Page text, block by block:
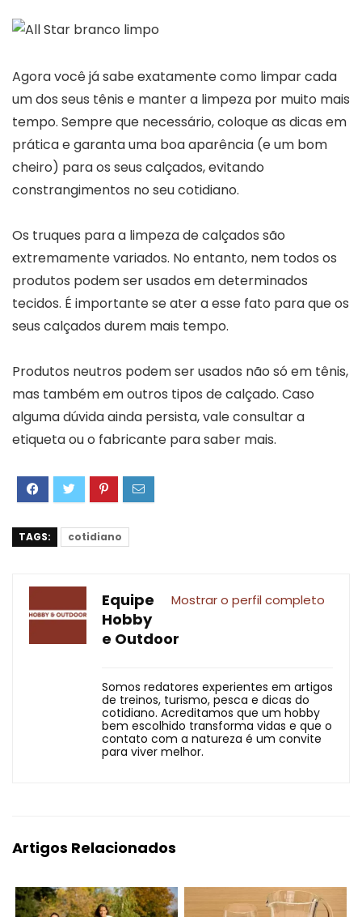
Agora você já sabe exatamente como limpar cada
um dos seus tênis e manter a limpeza por muito mais
tempo. Sempre que necessário, coloque as dicas em
prática e garanta uma boa aparência (e um bom
cheiro) para os seus calçados, evitando
constrangimentos no seu cotidiano.
Os truques para a limpeza de calçados são
extremamente variados. No entanto, nem todos os
produtos podem ser usados em determinados
tecidos. É importante se ater a esse fato para que os
seus calçados durem mais tempo.
Produtos neutros podem ser usados não só em tênis,
mas também em outros tipos de calçado. Caso
alguma dúvida ainda persista, vale consultar a
etiqueta ou o fabricante para saber mais.
TAGS: cotidiano
Mostrar o perfil completo
Equipe
Hobby
e Outdoor
Somos redatores experientes em artigos
de treinos, turismo, pesca e dicas do
cotidiano. Acreditamos que um hobby
bem escolhido transforma vidas e que o
contato com a natureza é um convite
para viver melhor.
Artigos Relacionados